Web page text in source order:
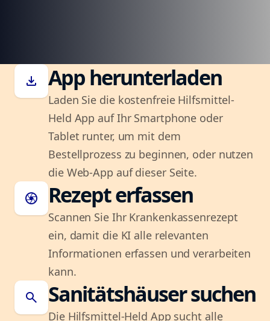
download App herunterladen
Laden Sie die kostenfreie Hilfsmittel-
Held App auf Ihr Smartphone oder
Tablet runter, um mit dem
Bestellprozess zu beginnen, oder nutzen
die Web-App auf dieser Seite.
camera Rezept erfassen
Scannen Sie Ihr Krankenkassenrezept
ein, damit die KI alle relevanten
Informationen erfassen und verarbeiten
kann.
search Sanitätshäuser suchen
Die Hilfsmittel-Held App sucht alle